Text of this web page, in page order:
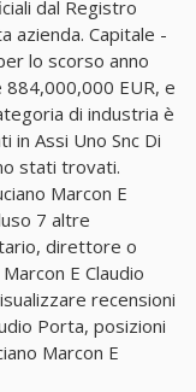
dal Registro
azienda. Capitale -
lo scorso anno
EUR, e
di industria è
in Assi Uno Snc Di
stati trovati.
Marcon E
7 altre
direttore o
E Claudio
recensioni
Porta, posizioni
Marcon E